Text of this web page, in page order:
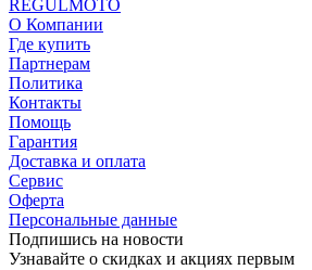
REGULMOTO
О Компании
Где купить
Партнерам
Политика
Контакты
Помощь
Гарантия
Доставка и оплата
Сервис
Оферта
Персональные данные
Подпишись на новости
Узнавайте о скидках и акциях первым